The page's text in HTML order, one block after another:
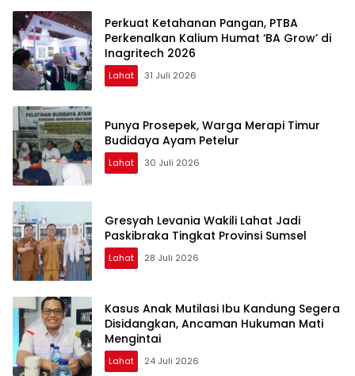
Perkuat Ketahanan Pangan, PTBA
Perkenalkan Kalium Humat ‘BA Grow’ di
Inagritech 2026
Lahat 31 Juli 2026
Punya Prosepek, Warga Merapi Timur
Budidaya Ayam Petelur
Lahat 30 Juli 2026
Gresyah Levania Wakili Lahat Jadi
Paskibraka Tingkat Provinsi Sumsel
Lahat 28 Juli 2026
Kasus Anak Mutilasi Ibu Kandung Segera
Disidangkan, Ancaman Hukuman Mati
Mengintai
Lahat 24 Juli 2026